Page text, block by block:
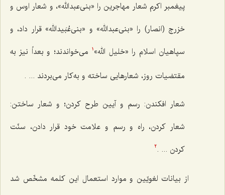
پیغمبر اکرم شعار مهاجرین را «بنی‌عبدالله»، و شعار اوس و
خزرج (انصار) را «بنی‌عبدالله» و «بنی‌عُبَیدالله» قرار داد، و
سپاهیان اسلام را «خلیل الله» 1
می‌خواندند؛ و بعداً نیز به
مقتضیات روز، شعارهایی ساخته و به‌کار می‌بردند ... .
شعار افکندن: رسم و آیین طرح کردن؛ و شعار ساختن:
شعار کردن، راه و رسم و علامت خود قرار دادن، سنّت
کردن ... .2
از بیانات لغویّین و موارد استعمال این کلمه مشخّص شد